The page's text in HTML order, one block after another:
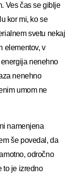
Ves čas se giblje
kor mi, ko se
svetu nekaj
elementov, v
nenehno
nenehno
umom ne
namenjena
še povedal, da
odročno
to je izredno